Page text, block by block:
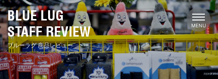
BLUE LUG
STAFF REVIEW
ブルーラグ 商品レビュー